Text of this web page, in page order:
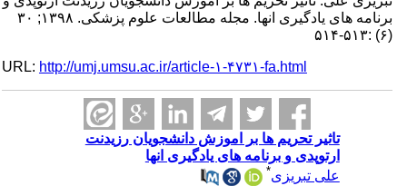
برنامه های یادگیری انها. مجله مطالعات علوم پزشکی. ۱۳۹۸; ۳۰
URL:http://umj.umsu.ac.ir/article-۱-۴۷۳۱-fa.html
تاثیر تحریم ها بر اموزش دانشجویان رزیدنت
ارتوپدی و برنامه های یادگیری انها
علی تبریزی*